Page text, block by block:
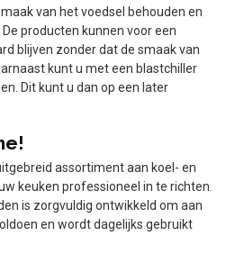
van het voedsel behouden en
producten kunnen voor een
blijven zonder dat de smaak van
kunt u met een blastchiller
Dit kunt u dan op een later
assortiment aan koel- en
keuken professioneel in te richten.
is zorgvuldig ontwikkeld om aan
en wordt dagelijks gebruikt